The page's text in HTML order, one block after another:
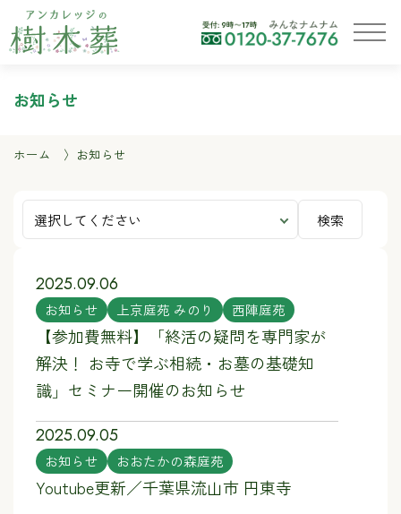
お知らせ
ホーム お知らせ
検索
2025.09.06
お知らせ 上京庭苑 みのり 西陣庭苑
【参加費無料】「終活の疑問を専門家が
解決！ お寺で学ぶ相続・お墓の基礎知
識」セミナー開催のお知らせ
2025.09.05
お知らせ おおたかの森庭苑
Youtube更新／千葉県流山市 円東寺